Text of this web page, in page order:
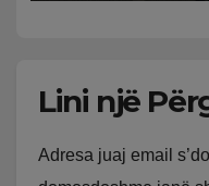
Lini një
Adresa juaj email